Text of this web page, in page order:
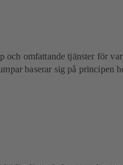
och omfattande tjänster för
baserar sig på principen